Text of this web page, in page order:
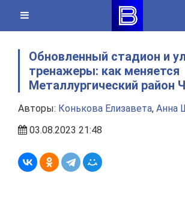
content
Обновленный стадион и
тренажеры: как меняется
Металлургический район
Авторы: Конькова Елизавета, Анна
03.08.2023 21:48